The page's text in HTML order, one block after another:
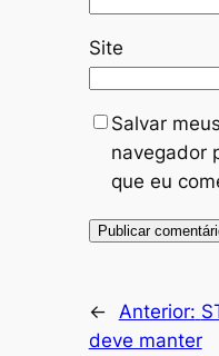
Site
Salvar
navegador
que eu
← Anterior:
deve manter